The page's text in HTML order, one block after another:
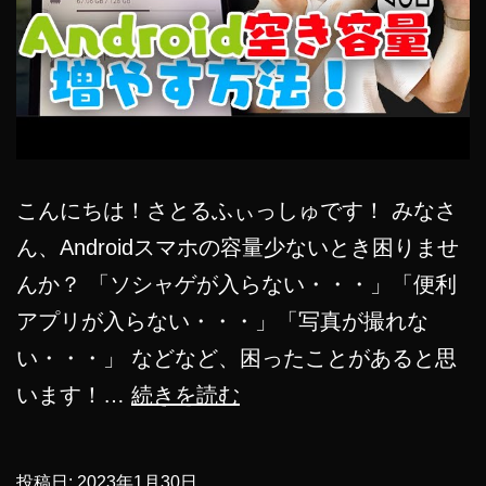
こんにちは！さとるふぃっしゅです！ みなさ
ん、Androidスマホの容量少ないとき困りませ
んか？ 「ソシャゲが入らない・・・」「便利
アプリが入らない・・・」「写真が撮れな
い・・・」 などなど、困ったことがあると思
います！… 続きを読む
投稿日: 2023年1月30日